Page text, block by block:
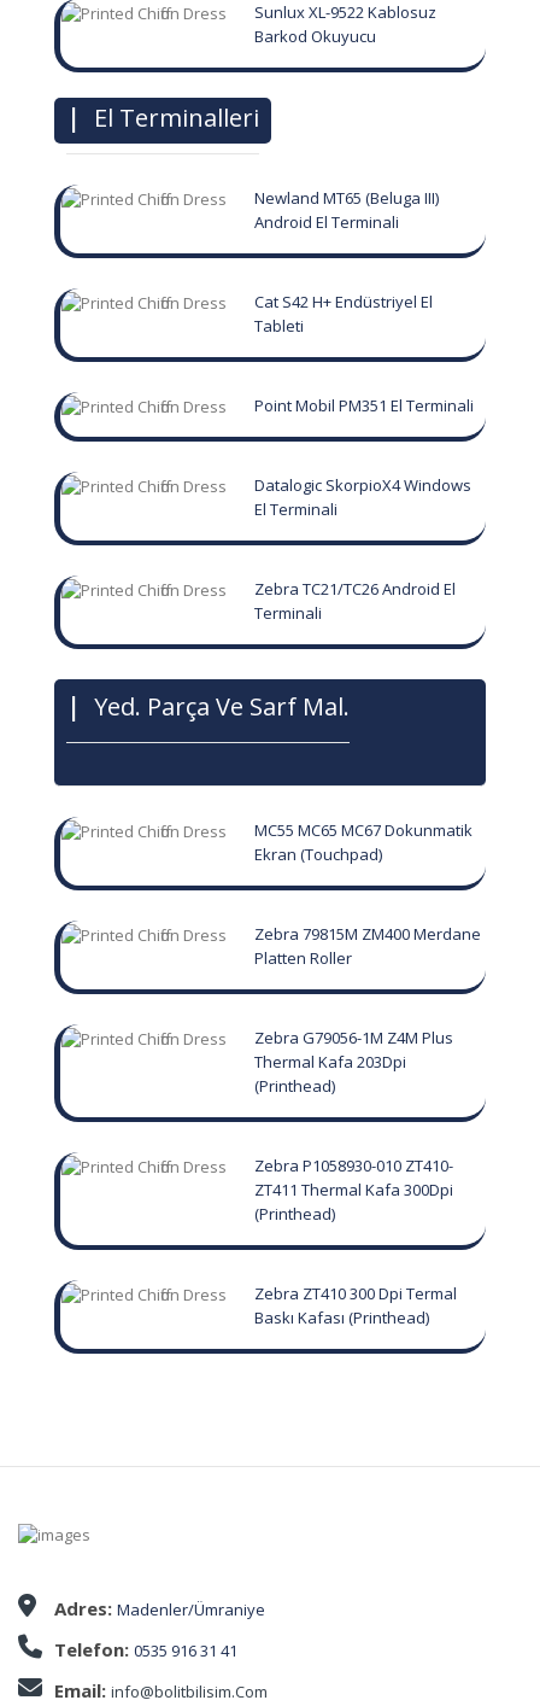
Sunlux XL-9522 Kablosuz
Barkod Okuyucu
| El Terminalleri
Newland MT65 (Beluga III)
Android El Terminali
Cat S42 H+ Endüstriyel El
Tableti
Point Mobil PM351 El Terminali
Datalogic SkorpioX4 Windows
El Terminali
Zebra TC21/TC26 Android El
Terminali
| Yed. Parça Ve Sarf Mal.
MC55 MC65 MC67 Dokunmatik
Ekran (Touchpad)
Zebra 79815M ZM400 Merdane
Platten Roller
Zebra G79056-1M Z4M Plus
Thermal Kafa 203Dpi
(Printhead)
Zebra P1058930-010 ZT410-
ZT411 Thermal Kafa 300Dpi
(Printhead)
Zebra ZT410 300 Dpi Termal
Baskı Kafası (Printhead)
Adres: Madenler/Ümraniye
Telefon: 0535 916 31 41
Email: info@bolitbilisim.Com